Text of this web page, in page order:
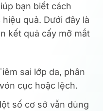
bạn biết cách
quả. Dưới đây là
kết quả cấy mỡ mắt
sai lớp da, phân
cục hoặc lệch.
số cơ sở vẫn dùng